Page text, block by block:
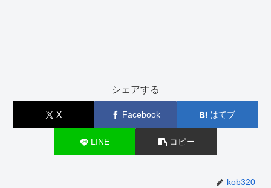
シェアする
X Facebook はてブ
LINE コピー
kob320